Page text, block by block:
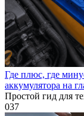
Где плюс, где
аккумулятора на
Простой гид для
037